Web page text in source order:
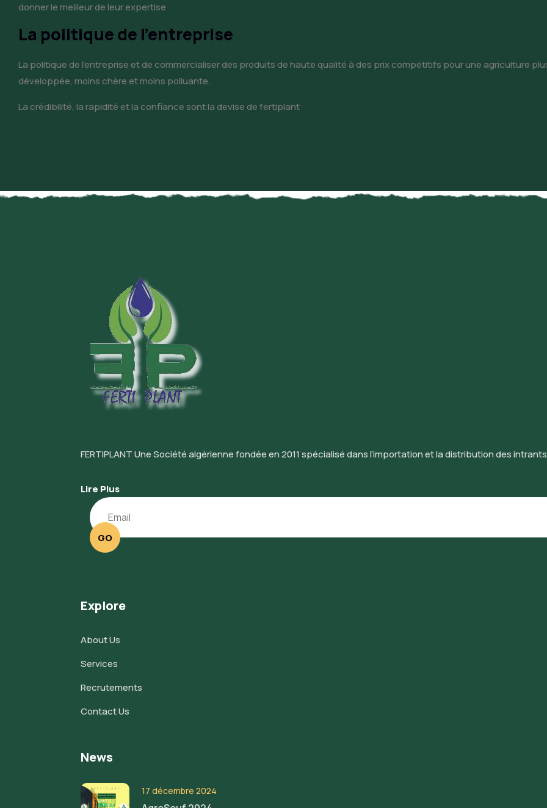
donner le meilleur de leur expertise
La politique de l’entreprise
La politique de l’entreprise et de commercialiser des produits de haute qualité à des prix compétitifs pour une agriculture
développée, moins chère et moins polluante.
La crédibilité, la rapidité et la confiance sont la devise de fertiplant
FERTIPLANT Une Société algérienne fondée en 2011 spécialisé dans l’importation et la distribution des
Lire Plus
GO
Explore
About Us
Services
Recrutements
Contact Us
News
17 décembre 2024